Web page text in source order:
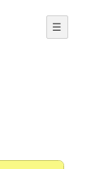
☰